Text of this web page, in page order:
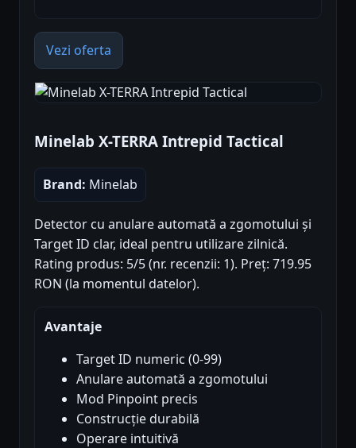
Vezi oferta
Minelab X-TERRA Intrepid Tactical
Brand: Minelab
Detector cu anulare automată a zgomotului și
Target ID clar, ideal pentru utilizare zilnică.
Rating produs: 5/5 (nr. recenzii: 1). Preț: 719.95
RON (la momentul datelor).
Avantaje
Target ID numeric (0-99)
Anulare automată a zgomotului
Mod Pinpoint precis
Construcție durabilă
Operare intuitivă